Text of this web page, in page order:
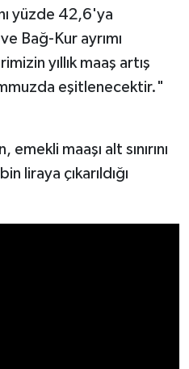
yüzde 42,6'ya
Bağ-Kur ayrımı
yıllık maaş artış
eşitlenecektir."
maaşı alt sınırını
liraya çıkarıldığı